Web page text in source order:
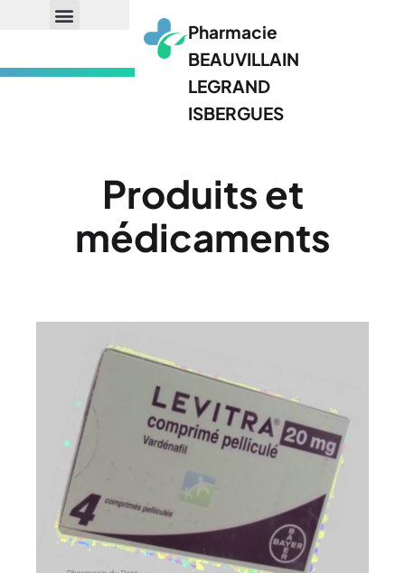
Pharmacie
BEAUVILLAIN
LEGRAND
ISBERGUES
Produits et
médicaments